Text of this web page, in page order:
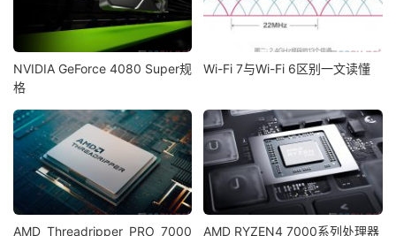
NVIDIA GeForce 4080 Super规
格
Wi-Fi 7与Wi-Fi 6区别一文读懂
AMD Threadripper PRO 7000 AMD RYZEN4 7000系列处理器